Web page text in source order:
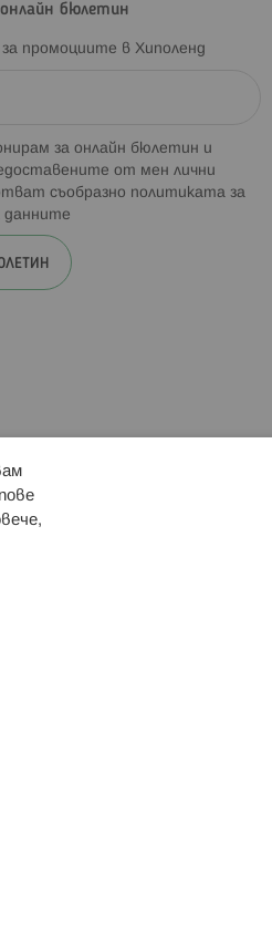
бюлетин
промоциите в Хиполенд
за онлайн бюлетин и
от мен лични
съобразно политиката за
данните